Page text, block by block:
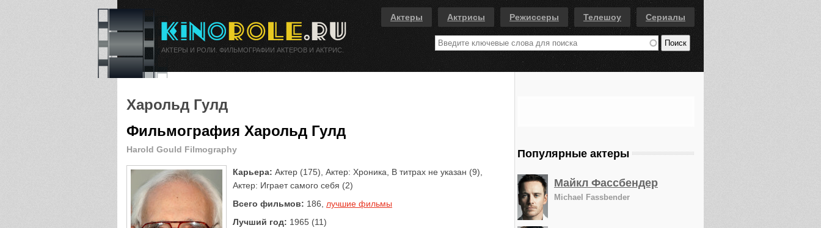
Актеры Актрисы Режиссеры Телешоу Сериалы
Харольд Гулд
Фильмография Харольд Гулд
Harold Gould Filmography
Карьера: Актер (175), Актер: Хроника, В титрах не указан (9),
Актер: Играет самого себя (2)
Всего фильмов: 186, лучшие фильмы
Лучший год: 1965 (11)
Популярные актеры
Майкл Фассбендер
Michael Fassbender
АКТЕРЫ И РОЛИ. ФИЛЬМОГРАФИИ АКТЕРОВ И АКТРИС.